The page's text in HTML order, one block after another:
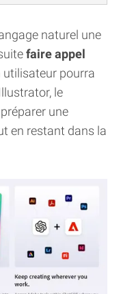
naturel une
faire appel
utilisateur pourra
le
une
en restant dans la